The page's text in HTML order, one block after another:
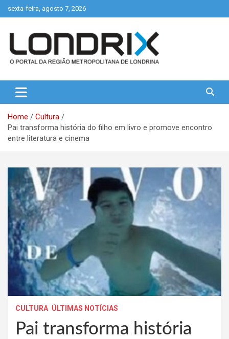
to
sexta-feira, agosto 7, 2026
Londrix
Home
Cultura
Pai transforma história do filho em livro e promove encontro
entre literatura e cinema
CULTURA ÚLTIMAS NOTÍCIAS
Pai transforma história